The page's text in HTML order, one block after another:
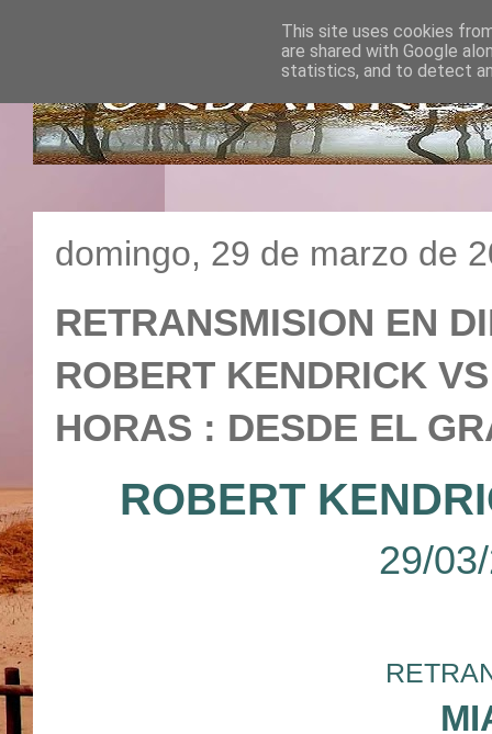
domingo, 29 de marzo de
RETRANSMISION EN
ROBERT KENDRICK
HORAS : DESDE EL
ROBERT
29/
This site uses cookies
are shared with Google
statistics, and to detect